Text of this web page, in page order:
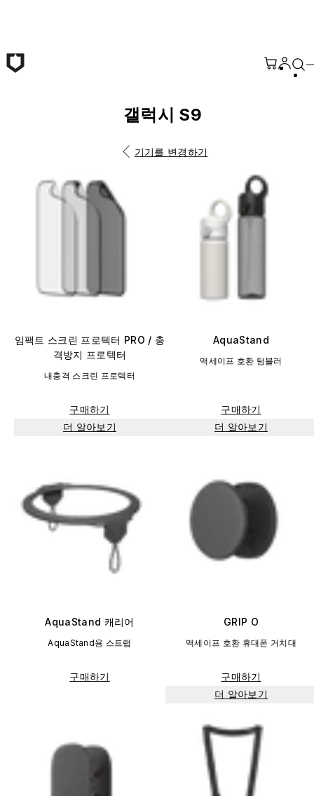
갤럭시 S9
기기를 변경하기
임팩트 스크린 프로텍터 PRO / 충
격방지 프로텍터
내충격 스크린 프로텍터
구매하기
더 알아보기
AquaStand
맥세이프 호환 텀블러
구매하기
더 알아보기
AquaStand 캐리어
AquaStand용 스트랩
구매하기
GRIP O
맥세이프 호환 휴대폰 거치대
구매하기
더 알아보기